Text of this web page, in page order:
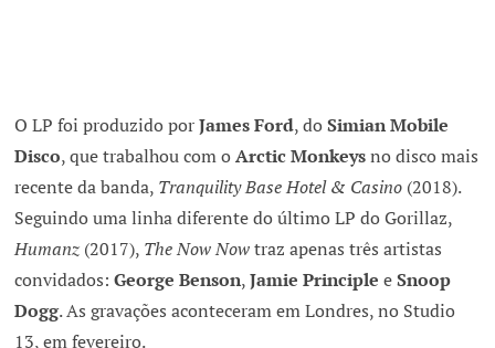
O LP foi produzido porJames Ford, doSimian Mobile
Disco, que trabalhou com oArctic Monkeysno disco mais
recente da banda, Tranquility Base Hotel & Casino (2018).
Seguindo uma linha diferente do último LP do Gorillaz,
Humanz (2017), The Now Nowtraz apenas três artistas
convidados:George Benson,Jamie Principle eSnoop
Dogg. As gravações aconteceram em Londres, no Studio
13, em fevereiro.